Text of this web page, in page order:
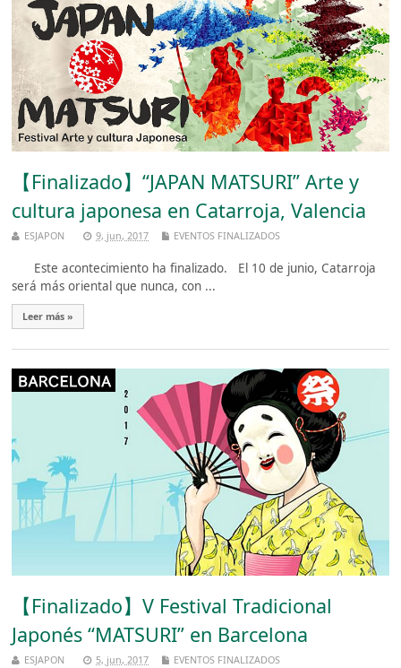
【Finalizado】“JAPAN MATSURI” Arte y
cultura japonesa en Catarroja, Valencia
ESJAPON 9, jun, 2017 EVENTOS FINALIZADOS
Este acontecimiento ha finalizado. El 10 de junio, Catarroja
será más oriental que nunca, con ...
Leer más »
【Finalizado】V Festival Tradicional
Japonés “MATSURI” en Barcelona
ESJAPON 5, jun, 2017 EVENTOS FINALIZADOS